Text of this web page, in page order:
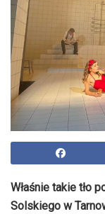
Właśnie takie tło
Solskiego w